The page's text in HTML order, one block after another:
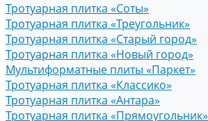
Тротуарная плитка «Соты»
Тротуарная плитка «Треугольник»
Тротуарная плитка «Старый город»
Тротуарная плитка «Новый город»
Мультиформатные плиты «Паркет»
Тротуарная плитка «Классико»
Тротуарная плитка «Антара»
Тротуарная плитка «Прямоугольник»